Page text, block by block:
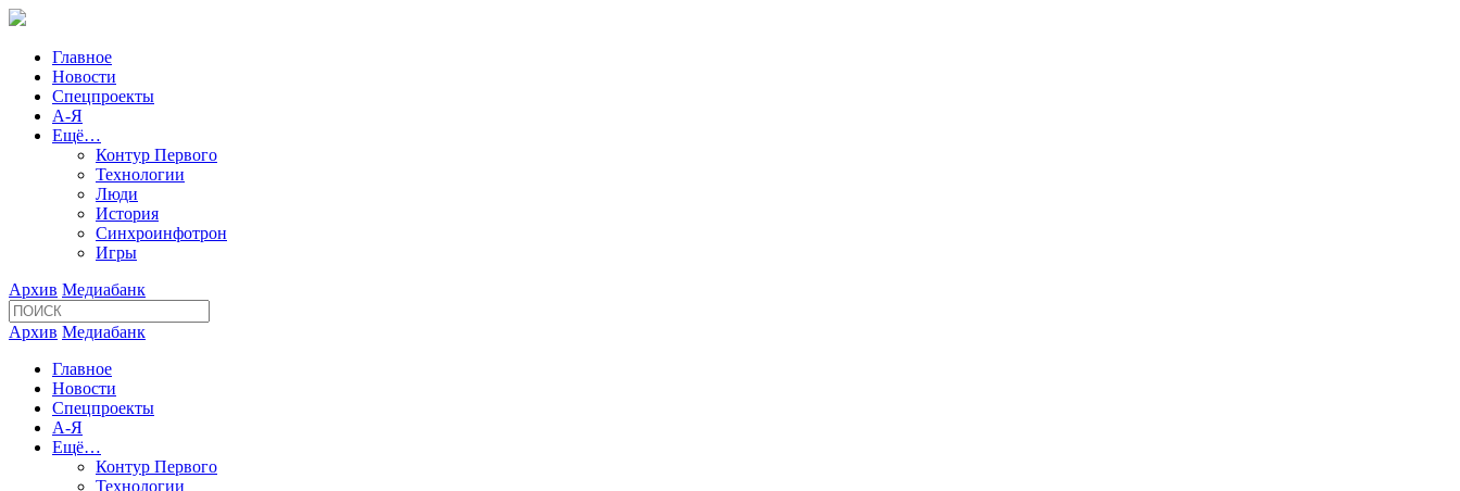
Главное
Новости
Спецпроекты
А-Я
Ещё…
Контур Первого
Технологии
Люди
История
Синхроинфотрон
Игры
Архив Медиабанк
Архив Медиабанк
Главное
Новости
Спецпроекты
А-Я
Ещё…
Контур Первого
Технологии